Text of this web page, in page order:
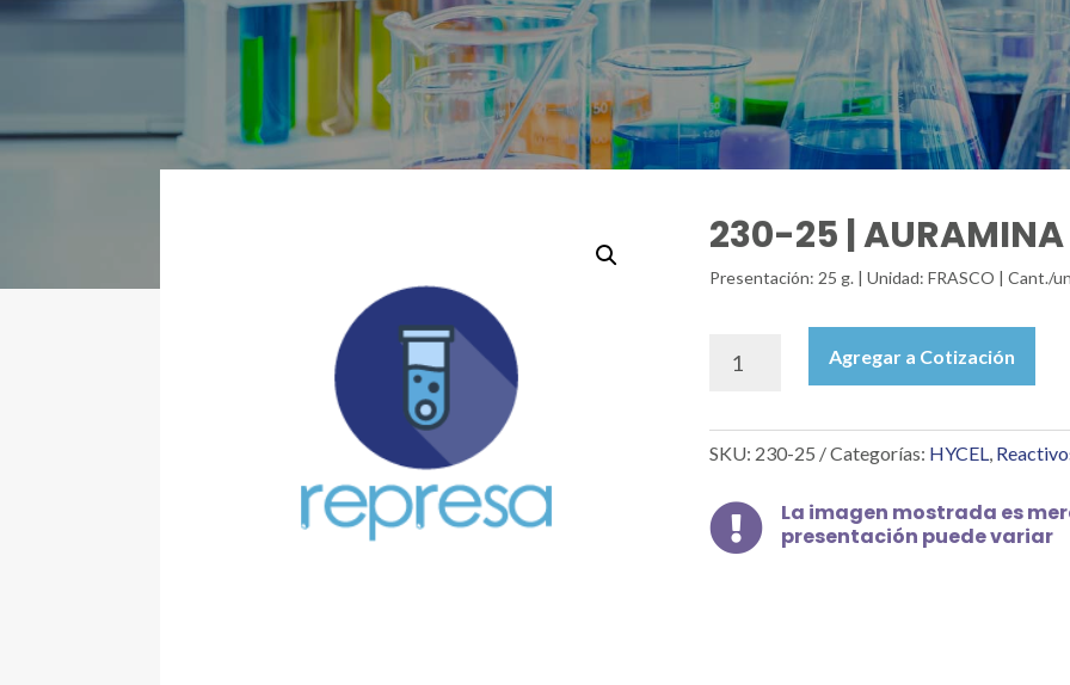
230-25 | AURAMINA
Presentación: 25 g. | Unidad: FRASCO | Cant./
AURAMINA
O
41000,
25
Agregar a Cotización
SKU: 230-25 Categorías: HYCEL,

La imagen mostrada es
presentación puede variar